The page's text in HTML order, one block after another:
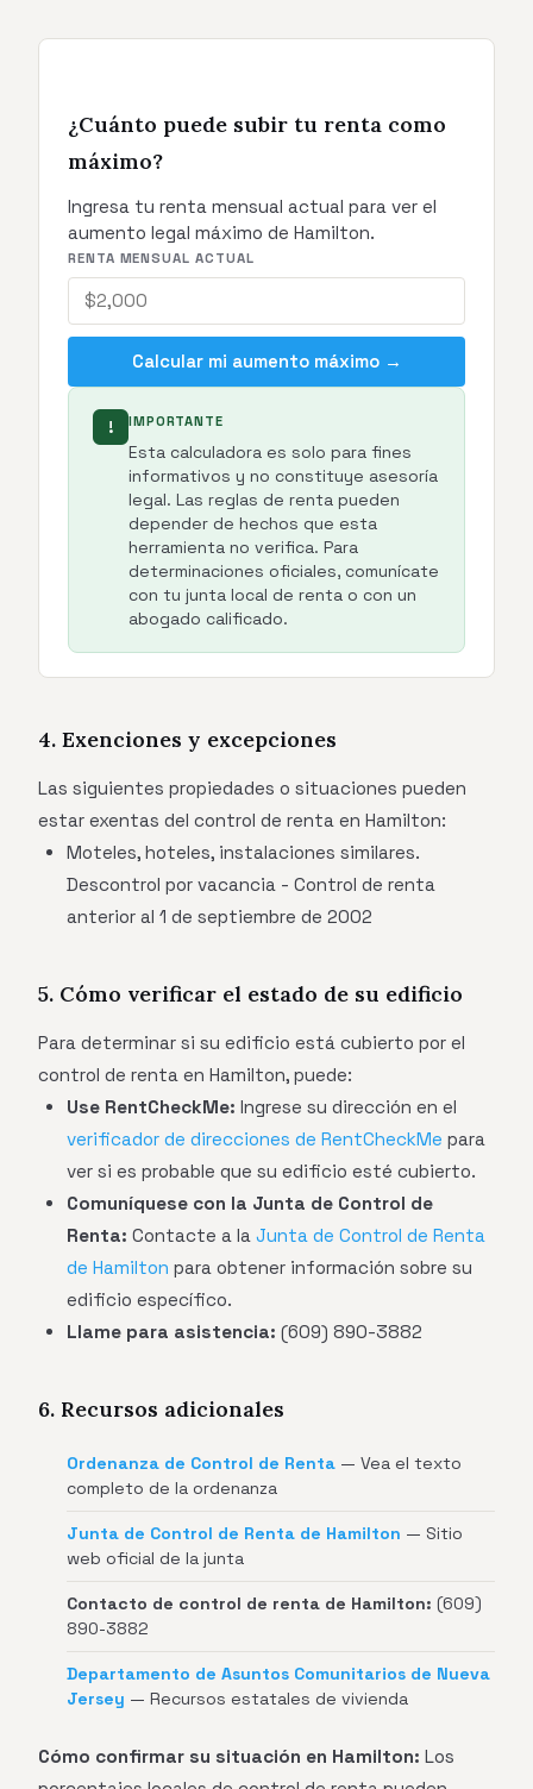
¿Cuánto puede subir tu renta como
máximo?
Ingresa tu renta mensual actual para ver el
aumento legal máximo de Hamilton.
RENTA MENSUAL ACTUAL
Calcular mi aumento máximo →
! IMPORTANTE
Esta calculadora es solo para fines
informativos y no constituye asesoría
legal. Las reglas de renta pueden
depender de hechos que esta
herramienta no verifica. Para
determinaciones oficiales, comunícate
con tu junta local de renta o con un
abogado calificado.
4. Exenciones y excepciones
Las siguientes propiedades o situaciones pueden
estar exentas del control de renta en Hamilton:
Moteles, hoteles, instalaciones similares.
Descontrol por vacancia - Control de renta
anterior al 1 de septiembre de 2002
5. Cómo verificar el estado de su edificio
Para determinar si su edificio está cubierto por el
control de renta en Hamilton, puede:
Use RentCheckMe: Ingrese su dirección en el
verificador de direcciones de RentCheckMe para
ver si es probable que su edificio esté cubierto.
Comuníquese con la Junta de Control de
Renta: Contacte a la Junta de Control de Renta
de Hamilton para obtener información sobre su
edificio específico.
Llame para asistencia: (609) 890-3882
6. Recursos adicionales
Ordenanza de Control de Renta — Vea el texto
completo de la ordenanza
Junta de Control de Renta de Hamilton — Sitio
web oficial de la junta
Contacto de control de renta de Hamilton: (609)
890-3882
Departamento de Asuntos Comunitarios de Nueva
Jersey — Recursos estatales de vivienda
Cómo confirmar su situación en Hamilton: Los